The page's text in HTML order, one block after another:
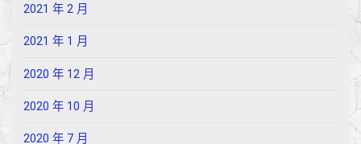
2021 年 2 月
2021 年 1 月
2020 年 12 月
2020 年 10 月
2020 年 7 月